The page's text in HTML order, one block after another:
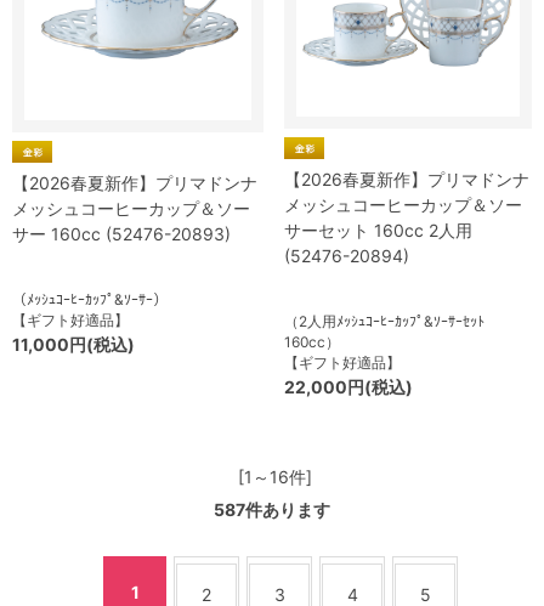
【2026春夏新作】プリマドンナ
メッシュコーヒーカップ＆ソー
サー 160cc (52476-20893)
（ﾒｯｼｭｺｰﾋｰｶｯﾌﾟ&ｿｰｻｰ）
【ギフト好適品】
11,000円(税込)
【2026春夏新作】プリマドンナ
メッシュコーヒーカップ＆ソー
サーセット 160cc 2人用
(52476-20894)
（2人用ﾒｯｼｭｺｰﾋｰｶｯﾌﾟ&ｿｰｻｰｾｯﾄ
160cc）
【ギフト好適品】
22,000円(税込)
[1～16件]
587件あります
1 2 3 4 5